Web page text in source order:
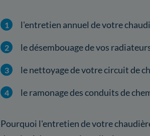
l'entretien annuel de votre
le désembouage de vos
le nettoyage de votre circuit de
le ramonage des conduits de
Pourquoi l'entretien de votre